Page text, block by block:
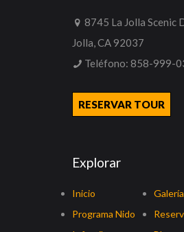
8745 La Jolla Scenic
Jolla, CA 92037
Teléfono: 858-999-
RESERVAR TOUR
Explorar
Inicio
Programa Nido
Galería